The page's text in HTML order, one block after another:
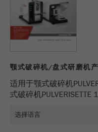
颚式破碎机/盘式研磨机
适用于颚式破碎机
式破碎机PULVERISETTE